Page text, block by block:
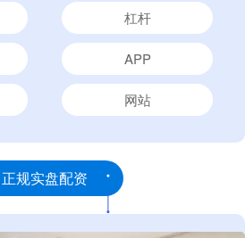
杠杆
APP
网站
正规实盘配资